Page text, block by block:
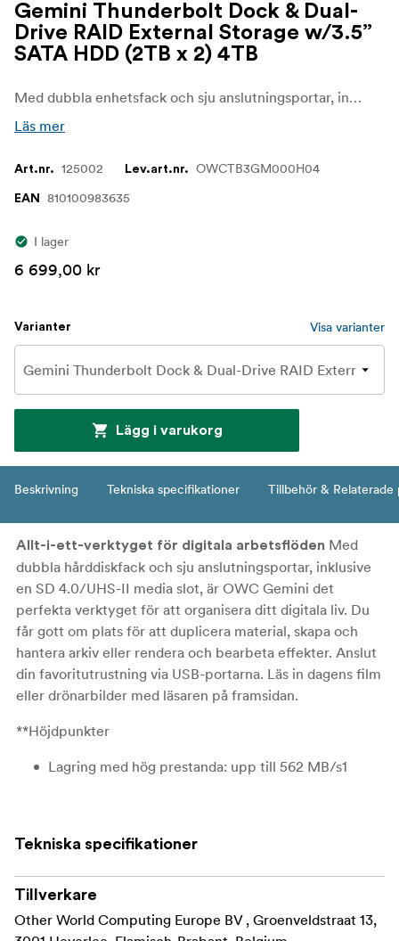
Gemini Thunderbolt Dock & Dual-
Drive RAID External Storage w/3.5”
SATA HDD (2TB x 2) 4TB
Med dubbla enhetsfack och sju anslutningsportar, inklusive en SD 4.0/UHS-II media slot, är OWC Gemini ett allt-i-allo-verktyg som organiserar ditt digitala liv. Du får gott om plats för att duplicera material, skapa och hantera arkiv eller rendera och bearbeta effekter. Anslut din favoritutrustning via USB-portarna. Läs in dagens film eller drönarbilder med läsaren på framsidan.
Läs mer
Art.nr. 125002 Lev.art.nr. OWCTB3GM000H04
EAN 810100983635
I lager
6 699,00 kr
Varianter Visa varianter
Lägg i varukorg
Beskrivning Tekniska specifikationer Tillbehör & Relaterade
Allt-i-ett-verktyget för digitala arbetsflöden Med
dubbla hårddiskfack och sju anslutningsportar, inklusive
en SD 4.0/UHS-II media slot, är OWC Gemini det
perfekta verktyget för att organisera ditt digitala liv. Du
får gott om plats för att duplicera material, skapa och
hantera arkiv eller rendera och bearbeta effekter. Anslut
din favoritutrustning via USB-portarna. Läs in dagens film
eller drönarbilder med läsaren på framsidan.
**Höjdpunkter
Lagring med hög prestanda: upp till 562 MB/s1
(RAID 0,1, Span eller JBOD/oberoende)
Enkla kamerauppladdningar: SD 4.0 (UHS-II)
Tekniska specifikationer
Tillverkare
Other World Computing Europe BV , Groenveldstraat 13,